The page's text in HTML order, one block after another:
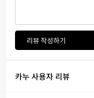
리뷰 작성하기
카누 사용자 리뷰